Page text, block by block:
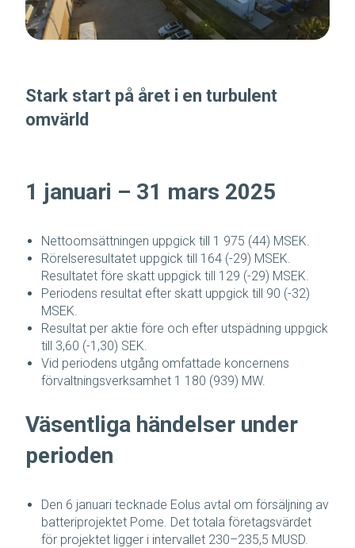
Stark start på året i en turbulent
omvärld
1 januari – 31 mars 2025
Nettoomsättningen uppgick till 1 975 (44) MSEK.
Rörelseresultatet uppgick till 164 (-29) MSEK.
Resultatet före skatt uppgick till 129 (-29) MSEK.
Periodens resultat efter skatt uppgick till 90 (-32)
MSEK.
Resultat per aktie före och efter utspädning uppgick
till 3,60 (-1,30) SEK.
Vid periodens utgång omfattade koncernens
förvaltningsverksamhet 1 180 (939) MW.
Väsentliga händelser under
perioden
Den 6 januari tecknade Eolus avtal om försäljning av
batteriprojektet Pome. Det totala företagsvärdet
för projektet ligger i intervallet 230–235,5 MUSD.